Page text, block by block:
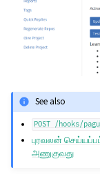
See also
POST /hooks/
புரவலன்
அணுகுவது